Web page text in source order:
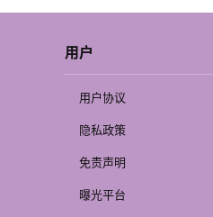
用户
用户协议
隐私政策
免责声明
曝光平台